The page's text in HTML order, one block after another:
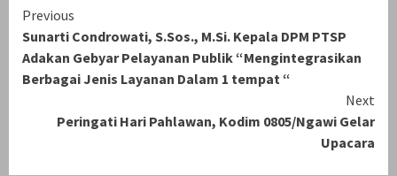
Continue
Reading
Previous
Sunarti Condrowati, S.Sos., M.Si. Kepala DPM PTSP
Adakan Gebyar Pelayanan Publik “Mengintegrasikan
Berbagai Jenis Layanan Dalam 1 tempat “
Next
Peringati Hari Pahlawan, Kodim 0805/Ngawi Gelar
Upacara